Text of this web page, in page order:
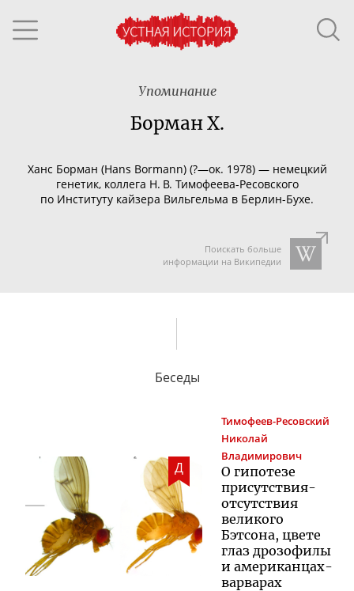
Упоминание
Борман Х.
Ханс Борман (Hans Bormann) (?—ок. 1978) — немецкий
генетик, коллега Н. В. Тимофеева-Ресовского
по Институту кайзера Вильгельма в Берлин-Бухе.
Поискать больше
информации на Википедии
Беседы
Д
Тимофеев-Ресовский
Николай
Владимирович
О гипотезе
присутствия-
отсутствия
великого
Бэтсона, цвете
глаз дрозофилы
и американцах-
варварах